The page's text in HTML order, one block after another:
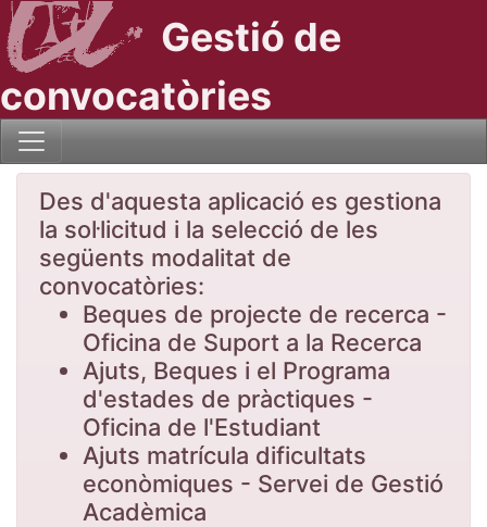
Gestió de
convocatòries
Des d'aquesta aplicació es gestiona
la sol·licitud i la selecció de les
següents modalitat de
convocatòries:
Beques de projecte de recerca -
Oficina de Suport a la Recerca
Ajuts, Beques i el Programa
d'estades de pràctiques -
Oficina de l'Estudiant
Ajuts matrícula dificultats
econòmiques - Servei de Gestió
Acadèmica